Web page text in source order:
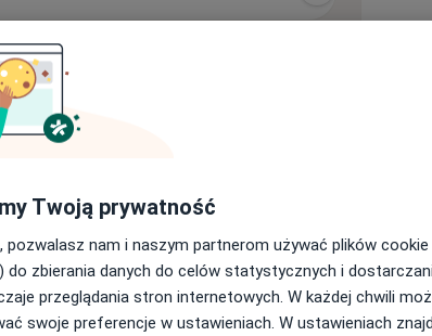
męskich narządów płciowych,
stercza, łagodny rozrost
układu moczowego
nerek, pęcherza, stercza, jąder
metodą klasyczną i
Twoją prywatność
pozwalasz nam i naszym partnerom używać plików cookie
do zbierania danych do celów statystycznych i
przeglądania stron internetowych. W każdej chwili
swoje preferencje w ustawieniach. W ustawieniach